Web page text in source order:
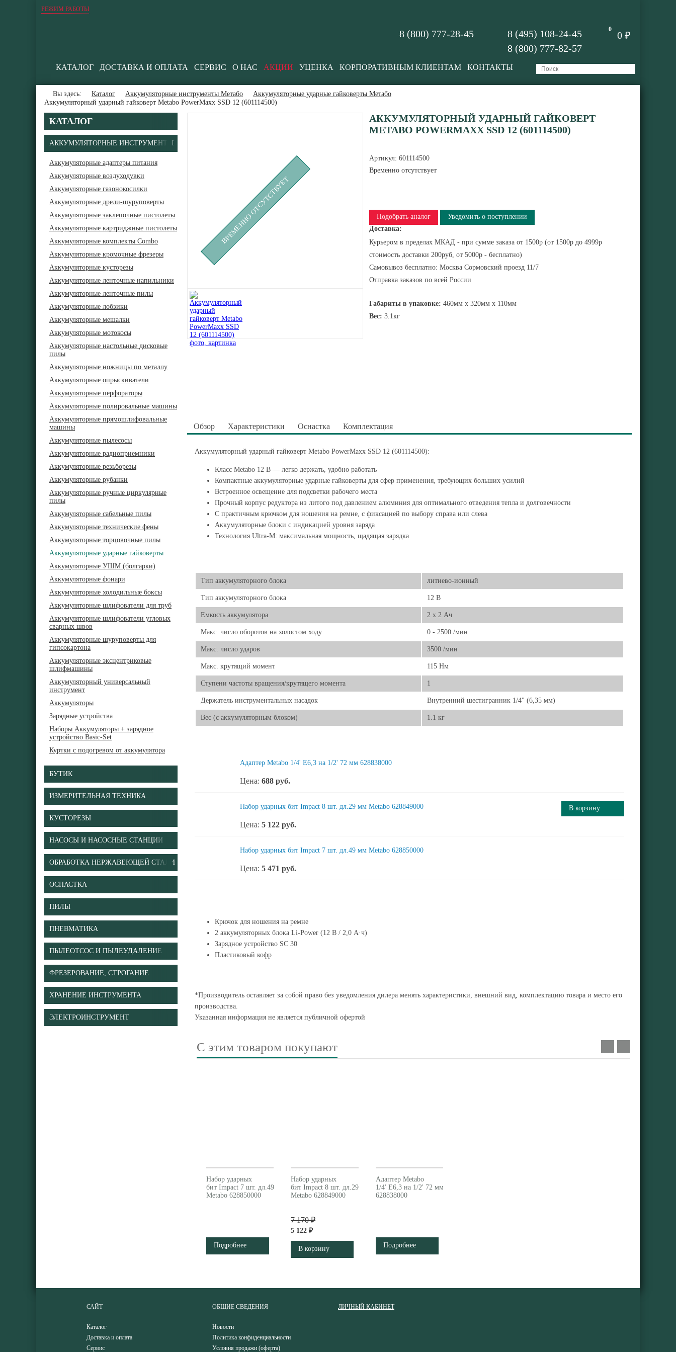
РЕЖИМ РАБОТЫ
0
0 ₽
8 (495) 108-24-45
8 (800) 777-82-57
8 (800) 777-28-45
КАТАЛОГ ДОСТАВКА И ОПЛАТА СЕРВИС О НАС АКЦИИ УЦЕНКА КОРПОРАТИВНЫМ КЛИЕНТАМ КОНТАКТЫ
Вы здесь: Каталог Аккумуляторные инструменты Метабо
Аккумуляторные ударные гайковерты Метабо
Аккумуляторный ударный гайковерт Metabo PowerMaxx SSD 12 (601114500)
КАТАЛОГ
АККУМУЛЯТОРНЫЕ ИНСТРУМЕНТЫ
Аккумуляторные адаптеры питания
Аккумуляторные воздуходувки
Аккумуляторные газонокосилки
Аккумуляторные дрели-шуруповерты
Аккумуляторные заклепочные пистолеты
Аккумуляторные картриджные пистолеты
Аккумуляторные комплекты Combo
Аккумуляторные кромочные фрезеры
Аккумуляторные кусторезы
Аккумуляторные ленточные напильники
Аккумуляторные ленточные пилы
Аккумуляторные лобзики
Аккумуляторные мешалки
Аккумуляторные мотокосы
Аккумуляторные настольные дисковые
пилы
Аккумуляторные ножницы по металлу
Аккумуляторные опрыскиватели
Аккумуляторные перфораторы
Аккумуляторные полировальные машины
Аккумуляторные прямошлифовальные
машины
Аккумуляторные пылесосы
Аккумуляторные радиоприемники
Аккумуляторные резьборезы
Аккумуляторные рубанки
Аккумуляторные ручные циркулярные
пилы
Аккумуляторные сабельные пилы
Аккумуляторные технические фены
Аккумуляторные торцовочные пилы
Аккумуляторные ударные гайковерты
Аккумуляторные УШМ (болгарки)
Аккумуляторные фонари
Аккумуляторные холодильные боксы
Аккумуляторные шлифователи для труб
Аккумуляторные шлифователи угловых
сварных швов
Аккумуляторные шуруповерты для
гипсокартона
Аккумуляторные эксцентриковые
шлифмашины
Аккумуляторный универсальный
инструмент
Аккумуляторы
Зарядные устройства
Наборы Аккумуляторы + зарядное
устройство Basic-Set
Куртки с подогревом от аккумулятора
БУТИК
ИЗМЕРИТЕЛЬНАЯ ТЕХНИКА
КУСТОРЕЗЫ
НАСОСЫ И НАСОСНЫЕ СТАНЦИИ
ОБРАБОТКА НЕРЖАВЕЮЩЕЙ СТАЛИ
ОСНАСТКА
ПИЛЫ
ПНЕВМАТИКА
ПЫЛЕОТСОС И ПЫЛЕУДАЛЕНИЕ
ФРЕЗЕРОВАНИЕ, СТРОГАНИЕ
ХРАНЕНИЕ ИНСТРУМЕНТА
ЭЛЕКТРОИНСТРУМЕНТ
ВРЕМЕННО ОТСУТСТВУЕТ
АККУМУЛЯТОРНЫЙ УДАРНЫЙ ГАЙКОВЕРТ
METABO POWERMAXX SSD 12 (601114500)
Артикул: 601114500
Временно отсутствует
Подобрать аналог
Уведомить о поступлении
Доставка:
Курьером в пределах МКАД - при сумме заказа от 1500р (от 1500р до 4999р
стоимость доставки 200руб, от 5000р - бесплатно)
Самовывоз бесплатно: Москва Сормовский проезд 11/7
Отправка заказов по всей России
Габариты в упаковке: 460мм x 320мм x 110мм
Вес: 3.1кг
Обзор Характеристики Оснастка Комплектация
Аккумуляторный ударный гайковерт Metabo PowerMaxx SSD 12 (601114500):
Класс Metabo 12 В — легко держать, удобно работать
Компактные аккумуляторные ударные гайковерты для сфер применения, требующих больших усилий
Встроенное освещение для подсветки рабочего места
Прочный корпус редуктора из литого под давлением алюминия для оптимального отведения тепла и долговечности
С практичным крючком для ношения на ремне, с фиксацией по выбору справа или слева
Аккумуляторные блоки с индикацией уровня заряда
Технология Ultra-M: максимальная мощность, щадящая зарядка
Тип аккумуляторного блока литиево-ионный
Тип аккумуляторного блока 12 В
Емкость аккумулятора 2 x 2 Ач
Макс. число оборотов на холостом ходу 0 - 2500 /мин
Макс. число ударов 3500 /мин
Макс. крутящий момент 115 Нм
Ступени частоты вращения/крутящего момента 1
Держатель инструментальных насадок Внутренний шестигранник 1/4" (6,35 мм)
Вес (с аккумуляторным блоком) 1.1 кг
Адаптер Metabo 1/4' E6,3 на 1/2' 72 мм 628838000
Цена: 688 руб.
В корзину
Набор ударных бит Impact 8 шт. дл.29 мм Metabo 628849000
Цена: 5 122 руб.
Набор ударных бит Impact 7 шт. дл.49 мм Metabo 628850000
Цена: 5 471 руб.
Крючок для ношения на ремне
2 аккумуляторных блока Li-Power (12 В / 2,0 А·ч)
Зарядное устройство SC 30
Пластиковый кофр
*Производитель оставляет за собой право без уведомления дилера менять характеристики, внешний вид, комплектацию товара и место его
производства.
Указанная информация не является публичной офертой
С этим товаром покупают
Набор ударных
бит Impact 7 шт. дл.49 мм
Metabo 628850000
Подробнее
Набор ударных
бит Impact 8 шт. дл.29 мм
Metabo 628849000
7 170 ₽
5 122 ₽
В корзину
Адаптер Metabo
1/4' E6,3 на 1/2' 72 мм
628838000
Подробнее
САЙТ
Каталог
Доставка и оплата
Сервис
ОБЩИЕ СВЕДЕНИЯ
Новости
Политика конфиденциальности
Условия продажи (оферта)
ЛИЧНЫЙ КАБИНЕТ